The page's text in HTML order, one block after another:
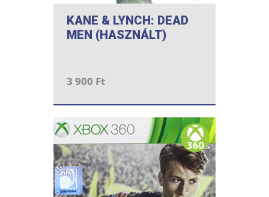
KANE & LYNCH: DEAD
MEN (HASZNÁLT)
3 900 Ft